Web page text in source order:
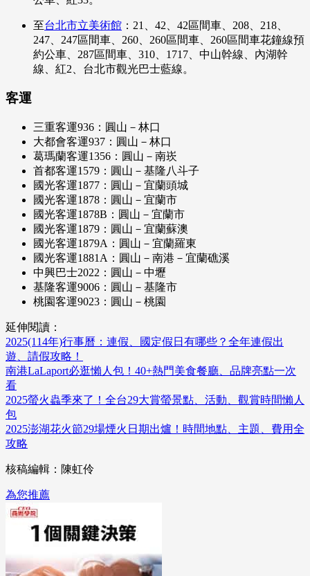
至台北市立美術館 ：21、42、42區間車、208、218、
247、247區間車、260、260區間車、260區間車花鐘線預
約公車、287區間車、310、1717、中山幹線、內湖幹
線、紅2、台北市觀光巴士藍線。
客運
三重客運936：圓山－林口
大都會客運937：圓山－林口
葛瑪蘭客運1356：圓山－南崁
首都客運1579：圓山－基隆八斗子
國光客運1877：圓山－宜蘭頭城
國光客運1878：圓山－宜蘭市
國光客運1878B：圓山－宜蘭市
國光客運1879：圓山－宜蘭蘇澳
國光客運1879A：圓山－宜蘭羅東
國光客運1881A：圓山－南港－宜蘭礁溪
中興巴士2022：圓山－中壢
基隆客運9006：圓山－基隆市
桃園客運9023：圓山－桃園
延伸閱讀：
2025(114年)行事曆：連假、國定假日有哪些？全年連假出
遊、請假攻略！
南港LaLaport必逛懶人包！40+熱門美食餐廳、品牌亮點一次
看
2025螢火蟲季來了！全台29大賞螢景點、活動、觀賞時間懶人
包
2025澎湖花火節29場煙火日期出爐！時間地點、主題、費用全
攻略
核稿編輯：陳虹伶
為您推薦